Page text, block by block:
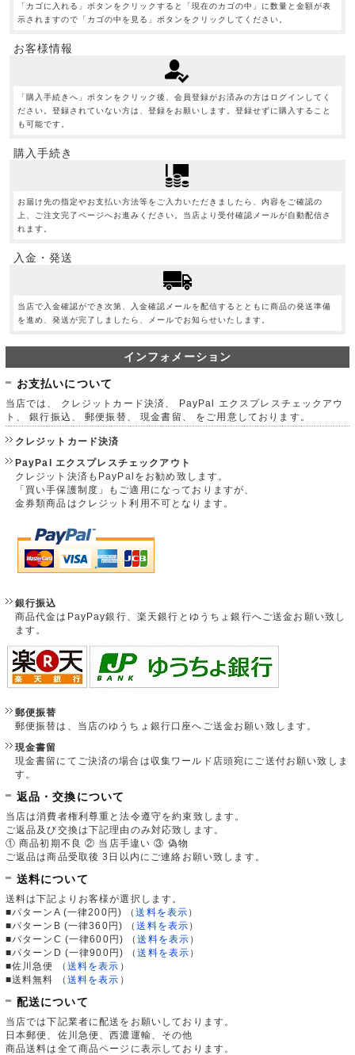
「カゴに入れる」ボタンをクリックすると「現在のカゴの中」に数量と金額が表
示されますので「カゴの中を見る」ボタンをクリックしてください。
お客様情報
「購入手続きへ」ボタンをクリック後、会員登録がお済みの方はログインしてく
ださい。登録されていない方は、登録をお願いします。登録せずに購入すること
も可能です。
購入手続き
お届け先の指定やお支払い方法等をご入力いただきましたら、内容をご確認の
上、ご注文完了ページへお進みください。当店より受付確認メールが自動配信さ
れます。
入金・発送
当店で入金確認ができ次第、入金確認メールを配信するとともに商品の発送準備
を進め、発送が完了しましたら、メールでお知らせいたします。
インフォメーション
お支払いについて
当店では、 クレジットカード決済、 PayPal エクスプレスチェックアウ
ト、 銀行振込、 郵便振替、 現金書留、 をご用意しております。
クレジットカード決済
PayPal エクスプレスチェックアウト
クレジット決済もPayPalをお勧め致します。
「買い手保護制度」もご適用になっておりますが、
金券類商品はクレジット利用不可となります。
銀行振込
商品代金はPayPay銀行、楽天銀行とゆうちょ銀行へご送金お願い致し
ます。
郵便振替
郵便振替は、当店のゆうちょ銀行口座へご送金お願い致します。
現金書留
現金書留にてご決済の場合は収集ワールド店頭宛にご送付お願い致しま
す。
返品・交換について
当店は消費者権利尊重と法令遵守を約束致します。
ご返品及び交換は下記理由のみ対応致します。
① 商品初期不良 ② 当店手違い ③ 偽物
ご返品は商品受取後 3日以内にご連絡お願い致します。
送料について
送料は下記よりお客様が選択します。
■パターンA (一律200円)
（送料を表示 ）
■パターンB (一律360円)
（送料を表示 ）
■パターンC (一律600円)
（送料を表示 ）
■パターンD (一律900円)
（送料を表示 ）
■佐川急便
（ 送料を表示 ）
■送料無料
（ 送料を表示 ）
配送について
当店では下記業者に配送をお願いしております。
日本郵便、佐川急便、西濃運輸、その他
商品送料は全て商品ページに表示しております。